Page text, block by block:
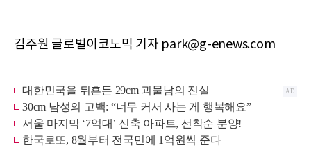
김주원 글로벌이코노믹 기자 park@g-enews.com